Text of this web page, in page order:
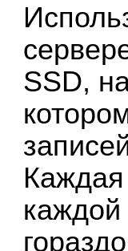
SSD,
Каждая
каждой